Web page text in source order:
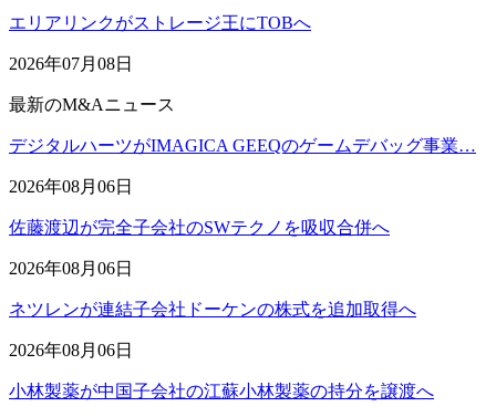
エリアリンクがストレージ王にTOBへ
2026年07月08日
最新のM&Aニュース
デジタルハーツがIMAGICA GEEQのゲームデバッグ事業…
2026年08月06日
佐藤渡辺が完全子会社のSWテクノを吸収合併へ
2026年08月06日
ネツレンが連結子会社ドーケンの株式を追加取得へ
2026年08月06日
小林製薬が中国子会社の江蘇小林製薬の持分を譲渡へ